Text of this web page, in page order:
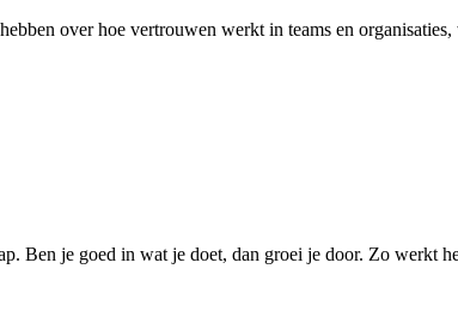
over hoe vertrouwen werkt in teams en organisaties,
je goed in wat je doet, dan groei je door. Zo werkt